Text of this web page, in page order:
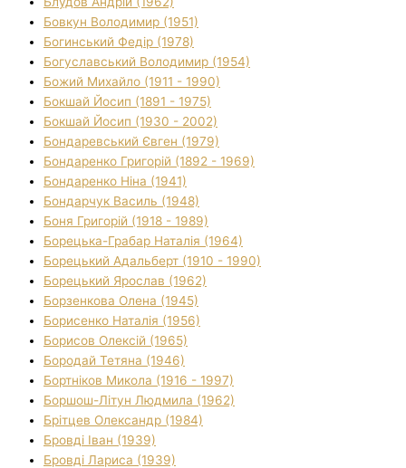
Бовкун Володимир (1951)
Богинський Федір (1978)
Богуславський Володимир (1954)
Божий Михайло (1911 - 1990)
Бокшай Йосип (1891 - 1975)
Бокшай Йосип (1930 - 2002)
Бондаревський Євген (1979)
Бондаренко Григорій (1892 - 1969)
Бондаренко Ніна (1941)
Бондарчук Василь (1948)
Боня Григорій (1918 - 1989)
Борецька-Грабар Наталія (1964)
Борецький Адальберт (1910 - 1990)
Борецький Ярослав (1962)
Борзенкова Олена (1945)
Борисенко Наталія (1956)
Борисов Олексій (1965)
Бородай Тетяна (1946)
Бортніков Микола (1916 - 1997)
Боршош-Літун Людмила (1962)
Брітцев Олександр (1984)
Бровді Іван (1939)
Бровді Лариса (1939)